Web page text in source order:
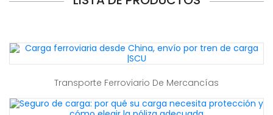
Transporte Ferroviario De Mercancías